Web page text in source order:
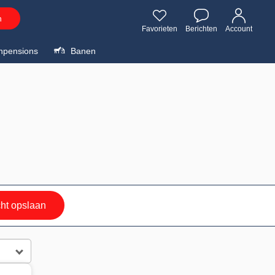
Favorieten Berichten Account
Banen
opslaan